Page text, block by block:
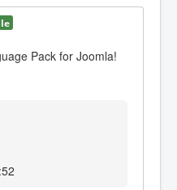
Pack for Joomla!